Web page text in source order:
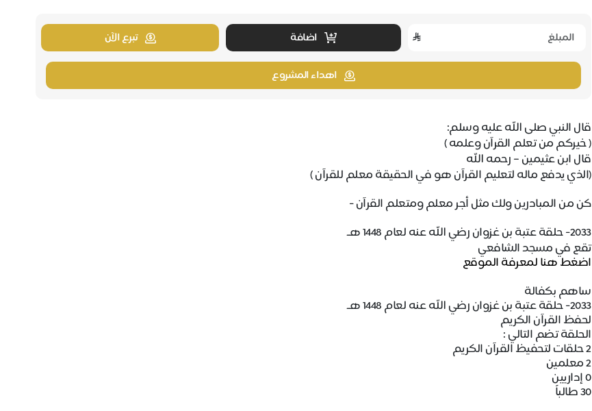
اضافة تبرع الآن
اهداء المشروع
قال النبي صلى الله عليه وسلم:
( خيركم من تعلم القرآن وعلمه )
قال ابن عثيمين – رحمه الله
(الذي يدفع ماله لتعليم القرآن هو في الحقيقة معلم للقرآن ‏)
كن من المبادرين ولك مثل أجر معلم ومتعلم القرآن -
2033- حلقة عتبة بن غزوان رضي الله عنه لعام 1448 هـ
تقع فيمسجد الشافعي
اضغط هنا لمعرفة الموقع
ساهم بكفالة
2033- حلقة عتبة بن غزوان رضي الله عنه لعام 1448 هـ
لحفظ القرآن الكريم
الحلقة تضم التالي :
2حلقات لتحفيظ القرآن الكريم
2معلمين
0إداريين
30طالباً